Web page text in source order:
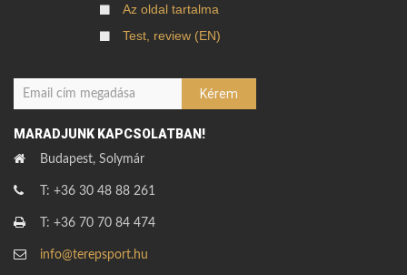
Az oldal tartalma
Test, review (EN)
MARADJUNK KAPCSOLATBAN!
Budapest, Solymár
T: +36 30 48 88 261
T: +36 70 70 84 474
info@terepsport.hu